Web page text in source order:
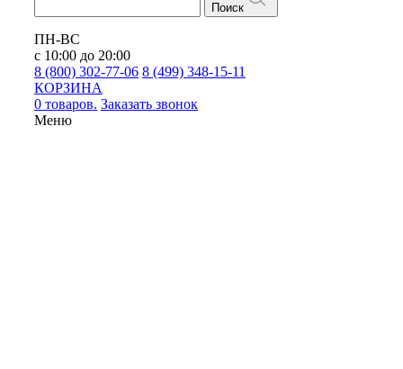
Поиск
ПН-ВС
с 10:00 до 20:00
8 (800) 302-77-06 8 (499) 348-15-11
КОРЗИНА
0 товаров. Заказать звонок
Меню